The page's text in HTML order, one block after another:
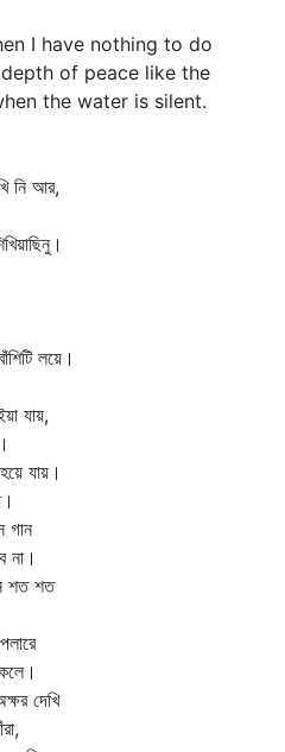
I have nothing to do
of peace like the
the water is silent.
নি আর,
লয়ে।
যায়,
যায়।
শত
দেখি